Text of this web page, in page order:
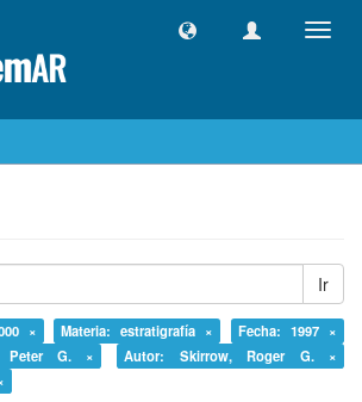
Ir
× Materia: estratigrafía ×
Fecha: 1997 ×
Peter G. ×
Autor: Skirrow, Roger G. ×